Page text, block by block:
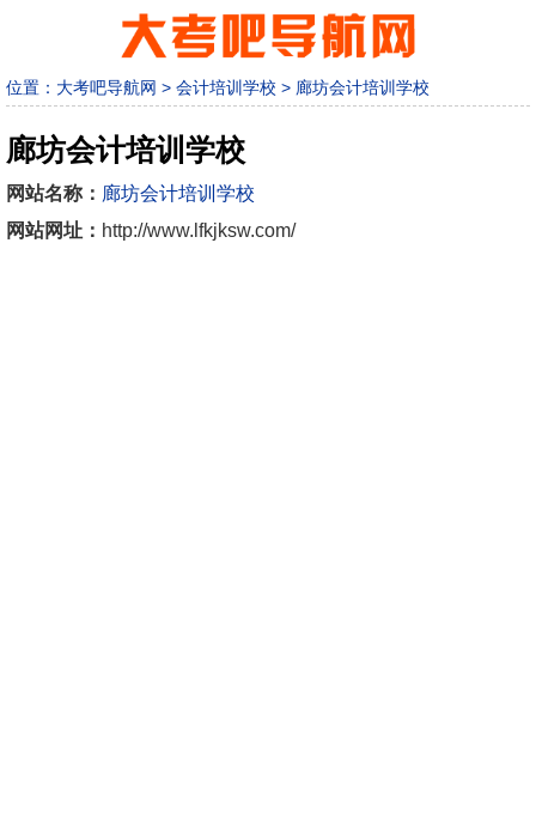
位置： 大考吧导航网 > 会计培训学校 > 廊坊会计培训学校
廊坊会计培训学校
网站名称： 廊坊会计培训学校
网站网址： http://www.lfkjksw.com/